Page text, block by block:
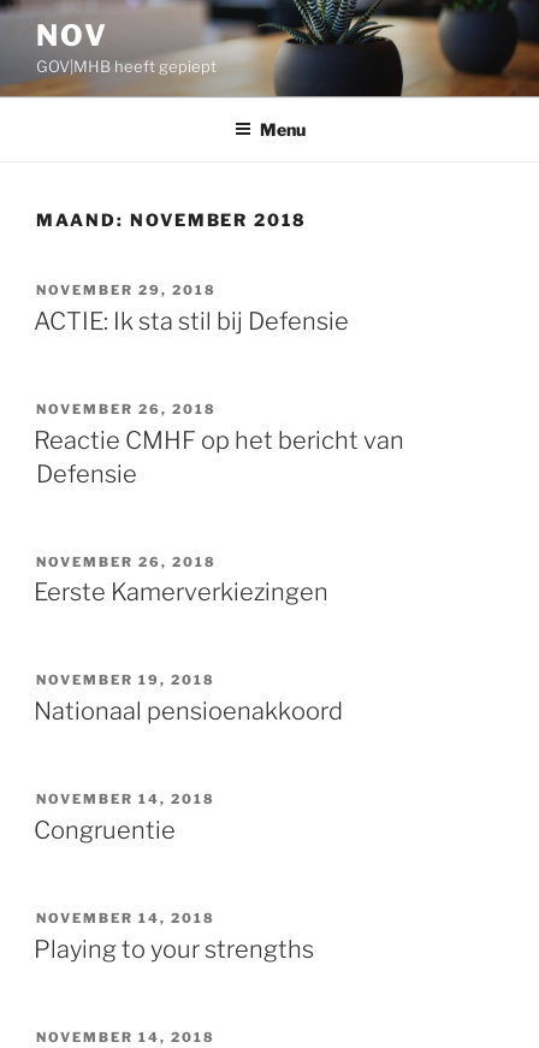
Ga
inhoud
NOV
GOV|MHB heeft gepiept
Menu
MAAND: NOVEMBER 2018
GEPLAATST
OP
NOVEMBER 29, 2018
ACTIE: Ik sta stil bij Defensie
GEPLAATST
OP
NOVEMBER 26, 2018
Reactie CMHF op het bericht van
Defensie
GEPLAATST
OP
NOVEMBER 26, 2018
Eerste Kamerverkiezingen
GEPLAATST
OP
NOVEMBER 19, 2018
Nationaal pensioenakkoord
GEPLAATST
OP
NOVEMBER 14, 2018
Congruentie
GEPLAATST
OP
NOVEMBER 14, 2018
Playing to your strengths
GEPLAATST
NOVEMBER 14, 2018